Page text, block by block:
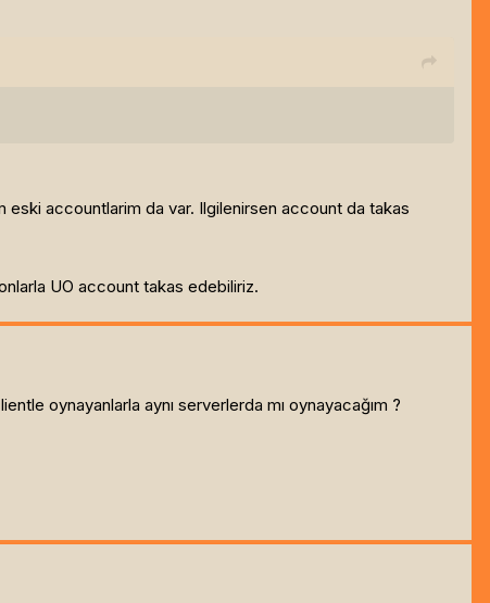
accountlarim da var. Ilgilenirsen account da takas
UO account takas edebiliriz.
oynayanlarla aynı serverlerda mı oynayacağım ?